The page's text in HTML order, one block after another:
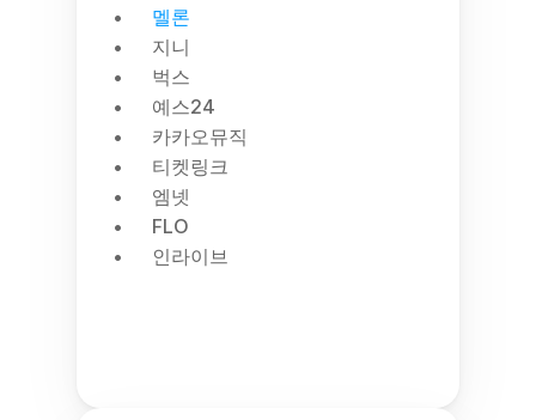
멜론
지니
벅스
예스24
카카오뮤직
티켓링크
엠넷
FLO
인라이브